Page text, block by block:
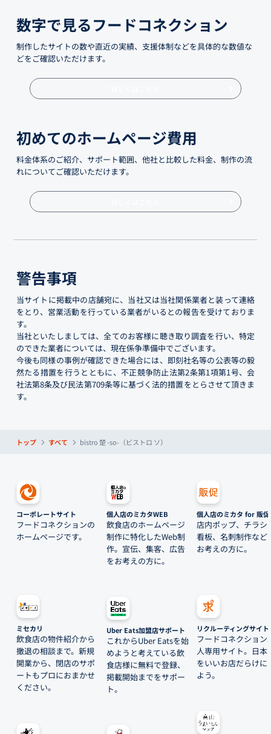
数字で見るフードコネクション
制作したサイトの数や直近の実績、支援体制などを具体的な数値な
どをご確認いただけます。
初めてのホームページ費用
料金体系のご紹介、サポート範囲、他社と比較した料金、制作の流
れについてご確認いただけます。
警告事項
当サイトに掲載中の店舗宛に、当社又は当社関係業者と装って連絡
をとり、営業活動を行っている業者がいるとの報告を受けておりま
す。
当社といたしましては、全てのお客様に聴き取り調査を行い、特定
のできた業者については、現在係争準備中でございます。
今後も同様の事例が確認できた場合には、即刻社名等の公表等の毅
然たる措置を行うとともに、不正競争防止法第2条第1項第1号、会
社法第8条及び民法第709条等に基づく法的措置をとらさせて頂きま
す。
トップ すべて bistro 楚 -so-（ビストロ ソ）
コーポレートサイト
フードコネクションの
ホームページです。
ミセカリ
飲食店の物件紹介から
撤退の相談まで。新規
開業から、閉店のサポ
ートもプロにおまかせ
ください。
個人店のミカタWEB
飲食店のホームページ
制作に特化したWeb制
作。宣伝、集客、広告
をお考えの方に。
Uber Eats加盟店サポート
これからUber Eatsを始
めようと考えている飲
食店様に無料で登録、
掲載開始までをサポー
ト。
個人店のミカタ for 販促
店内ポップ、チラシ
看板、名刺制作など
お考えの方に。
リクルーティングサイト
フードコネクション
人専用サイト。日本
をいいお店だらけに
よう。